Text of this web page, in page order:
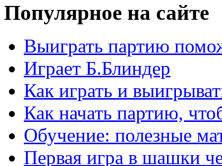
Популярное на сайте
Выиграть партию
Играет Б.Блиндер
Как играть и
Как начать партию,
Обучение: полезные
Первая игра в шашки